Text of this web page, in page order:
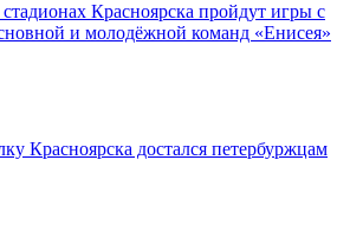
стадионах Красноярска пройдут игры с
и молодёжной команд «Енисея»
Красноярска достался петербуржцам